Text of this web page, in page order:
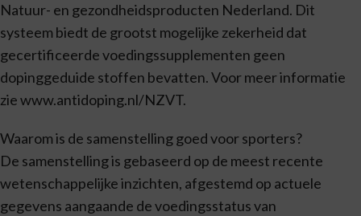
Natuur- en gezondheidsproducten Nederland. Dit
systeem biedt de grootst mogelijke zekerheid dat
gecertificeerde voedingssupplementen geen
dopinggeduide stoffen bevatten. Voor meer informatie
zie www.antidoping.nl/NZVT.
Waarom is de samenstelling goed voor sporters?
De samenstelling is gebaseerd op de meest recente
wetenschappelijke inzichten, afgestemd op actuele
gegevens aangaande de voedingsstatus van